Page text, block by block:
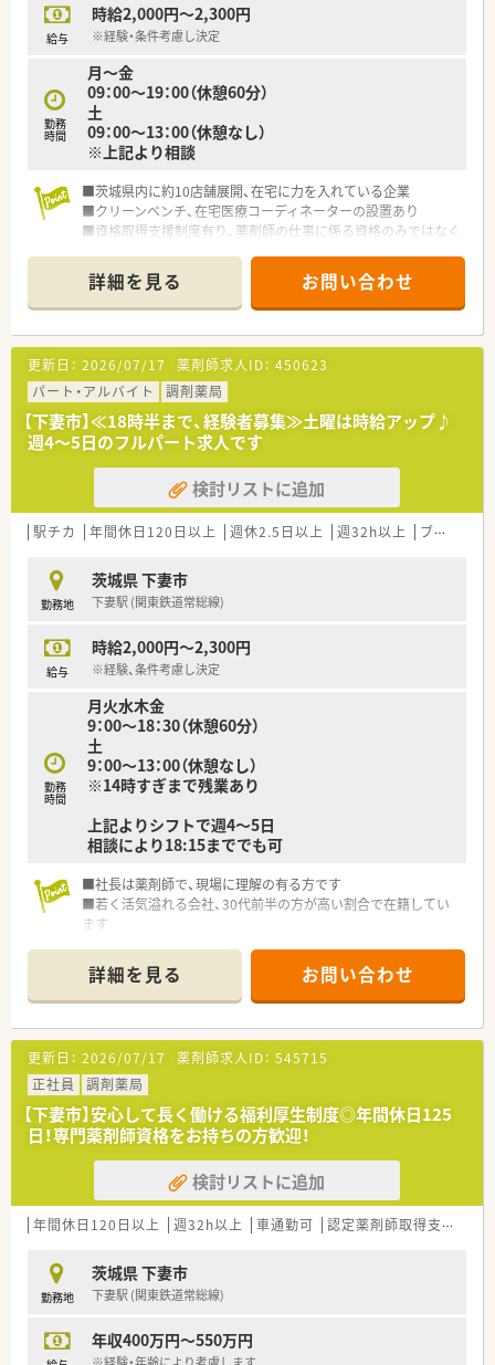
給与
時給2,000円～2,300円
※経験・条件考慮し決定
勤務
時間
月〜金
09：00〜19：00（休憩60分）
土
09：00〜13：00（休憩なし）
※上記より相談
■茨城県内に約10店舗展開、在宅に力を入れている企業
■クリーンベンチ、在宅医療コーディネーターの設置あり
■資格取得支援制度有り、薬剤師の仕事に係る資格のみではなく
詳細を見る お問い合わせ
更新日： 2026/07/17 薬剤師求人ID： 450623
パート・アルバイト
調剤薬局
【下妻市】≪18時半まで、経験者募集≫土曜は時給アップ♪
週4～5日のフルパート求人です
検討リストに追加
駅チカ 年間休日120日以上 週休2.5日以上 週32h以上 ブランク可
勤務地
茨城県 下妻市
下妻駅 (関東鉄道常総線)
給与
時給2,000円～2,300円
※経験、条件考慮し決定
勤務
時間
月火水木金
9：00～18：30（休憩60分）
土
9：00～13：00（休憩なし）
※14時すぎまで残業あり
上記よりシフトで週4～5日
相談により18:15まででも可
■社長は薬剤師で、現場に理解の有る方です
■若く活気溢れる会社、30代前半の方が高い割合で在籍してい
ます
ポート薬局、飲食店も今後検討）
■茨城以外への新規出店予定はなく、遠方への異動がありません
詳細を見る お問い合わせ
更新日： 2026/07/17 薬剤師求人ID： 545715
正社員
調剤薬局
【下妻市】安心して長く働ける福利厚生制度◎年間休日125
日！専門薬剤師資格をお持ちの方歓迎！
検討リストに追加
年間休日120日以上 週32h以上 車通勤可 認定薬剤師取得支援あり
勤務地
茨城県 下妻市
下妻駅 (関東鉄道常総線)
年収400万円～550万円